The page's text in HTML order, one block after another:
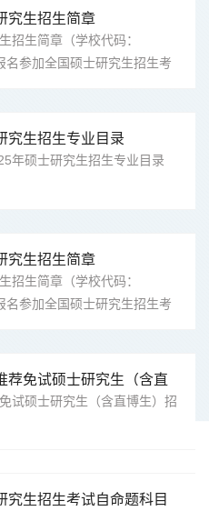
究生招生简章
招生简章（学校代码：
参加全国硕士研究生招生考
。4.考生学业水平必须符合
历的应届本科毕业生（含普通
究生招生专业目录
年硕士研究生招生专业目录
究生招生简章
招生简章（学校代码：
参加全国硕士研究生招生考
求。4.考生学业水平必须符合
历的应届本科毕业生（含普通
成人高等学历教育等应届本
荐免试硕士研究生（含直
试硕士研究生（含直博生）招
究生招生考试自命题科目